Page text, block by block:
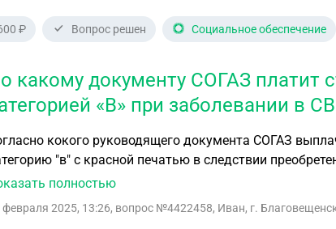
₽ Вопрос решен Социальное обеспечение
какому документу СОГАЗ платит
«В» при заболевании в
кокого руководящего документа СОГАЗ
"в" с красной печатью в следствии
полностью
февраля 2025, 13:26, вопрос №4422458, Иван, г.